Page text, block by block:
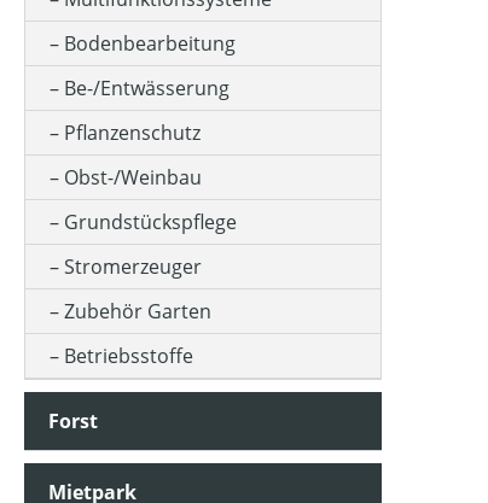
Bodenbearbeitung
Be-/Entwässerung
Pflanzenschutz
Obst-/Weinbau
Grundstückspflege
Stromerzeuger
Zubehör Garten
Betriebsstoffe
Forst
Mietpark